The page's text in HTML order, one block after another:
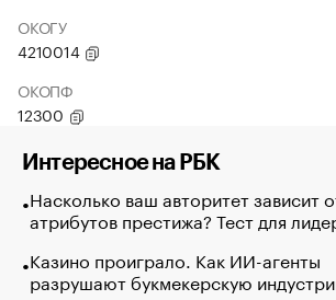
ОКОГУ
4210014
ОКОПФ
12300
Интересное на РБК
Насколько ваш авторитет зависит
атрибутов престижа? Тест для
Казино проиграло. Как ИИ-агенты
разрушают букмекерскую